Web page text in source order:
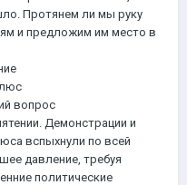
Протянем ли мы руку
и предложим им место в
вопрос
Демонстрации и
вспыхнули по всей
давление, требуя
политические